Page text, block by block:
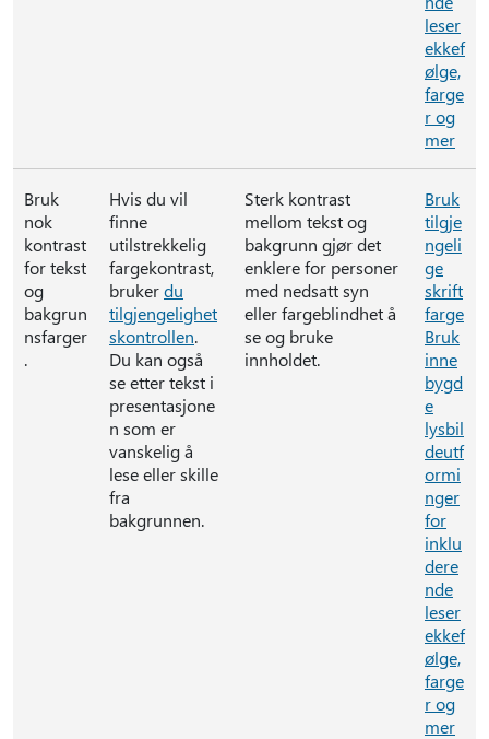
leser
ekkef
ølge,
farge
r og
mer
Bruk
nok
kontrast
for tekst
og
bakgrun
nsfarger
.
Hvis du vil
finne
utilstrekkelig
fargekontrast,
brukerdu
tilgjengelighet
skontrollen.
Du kan også
se etter tekst i
presentasjone
n som er
vanskelig å
lese eller skille
fra
bakgrunnen.
Sterk kontrast
mellom tekst og
bakgrunn gjør det
enklere for personer
med nedsatt syn
eller fargeblindhet å
se og bruke
innholdet.
Bruk
tilgje
ngeli
ge
skrift
farge
Bruk
inne
bygd
e
lysbil
deutf
ormi
nger
for
inklu
dere
nde
leser
ekkef
ølge,
farge
r og
mer